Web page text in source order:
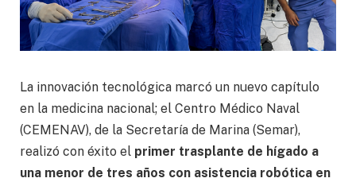
La innovación tecnológica marcó un nuevo capítulo
en la medicina nacional; el Centro Médico Naval
(CEMENAV), de la Secretaría de Marina (Semar),
realizó con éxito el primer trasplante de hígado a
una menor de tres años con asistencia robótica en